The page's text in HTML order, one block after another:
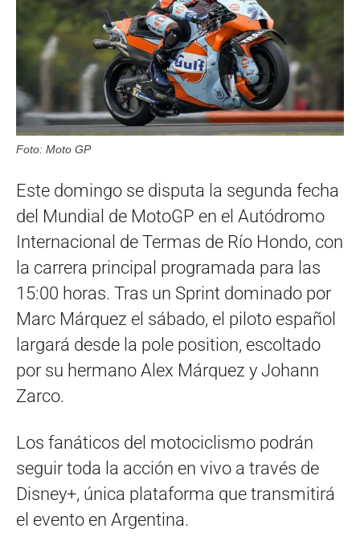
Foto: Moto GP
Este domingo se disputa la segunda fecha
del Mundial de MotoGP en el Autódromo
Internacional de Termas de Río Hondo, con
la carrera principal programada para las
15:00 horas. Tras un Sprint dominado por
Marc Márquez el sábado, el piloto español
largará desde la pole position, escoltado
por su hermano Alex Márquez y Johann
Zarco.
Los fanáticos del motociclismo podrán
seguir toda la acción en vivo a través de
Disney+, única plataforma que transmitirá
el evento en Argentina.